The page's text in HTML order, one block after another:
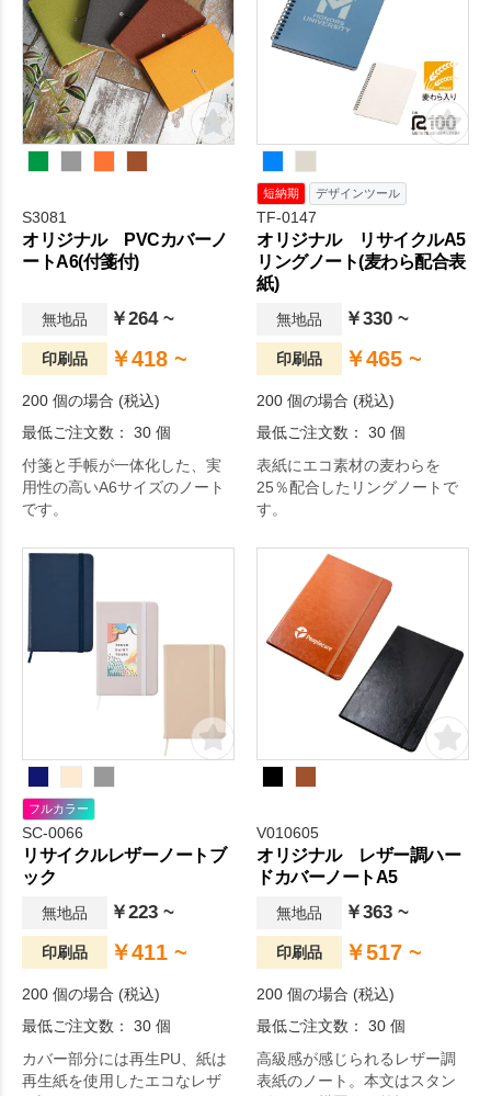
S3081
オリジナル PVCカバーノ
ートA6(付箋付)
無地品 ￥264 ~
印刷品 ￥418 ~
200 個の場合 (税込)
最低ご注文数： 30 個
付箋と手帳が一体化した、実
用性の高いA6サイズのノート
です。
短納期 デザインツール
TF-0147
オリジナル リサイクルA5
リングノート(麦わら配合表
紙)
無地品 ￥330 ~
印刷品 ￥465 ~
200 個の場合 (税込)
最低ご注文数： 30 個
表紙にエコ素材の麦わらを
25％配合したリングノートで
す。
フルカラー
SC-0066
リサイクルレザーノートブ
ック
無地品 ￥223 ~
印刷品 ￥411 ~
200 個の場合 (税込)
最低ご注文数： 30 個
カバー部分には再生PU、紙は
再生紙を使用したエコなレザ
V010605
オリジナル レザー調ハー
ドカバーノートA5
無地品 ￥363 ~
印刷品 ￥517 ~
200 個の場合 (税込)
最低ご注文数： 30 個
高級感が感じられるレザー調
表紙のノート。本文はスタン